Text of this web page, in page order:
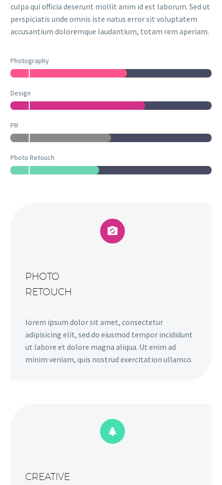
culpa qui officia deserunt mollit anim id est laborum. Sed ut
perspiciatis unde omnis iste natus error sit voluptatem
accusantium doloremque laudantium, totam rem aperiam.
Photography
Design
PR
Photo Retouch


PHOTO
RETOUCH
lorem ipsum dolor sit amet, consectetur
adipisicing elit, sed do eiusmod tempor incididunt
ut labore et dolore magna aliqua. Ut enim ad
minim veniam, quis nostrud exercitation ullamco.


CREATIVE